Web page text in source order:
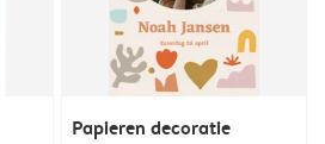
Papieren decoratie